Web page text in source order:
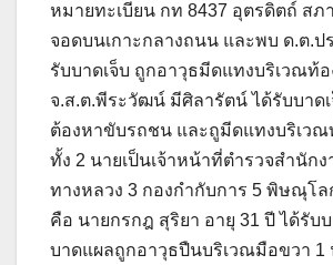
หมายทะเบียน กท 8437 อุตรดิตถ์ สภ
จอดบนเกาะกลางถนน และพบ ด.ต.ป
รับบาดเจ็บ ถูกอาวุธมีดแทงบริเวณท้
จ.ส.ต.พีระวัฒน์ มีศิลารัตน์ ได้รับบาด
ต้องหาขับรถชน และถูมีดแทงบริเวณ
ทั้ง 2 นายเป็นเจ้าหน้าที่ตำรวจสำนักง
ทางหลวง 3 กองกำกับการ 5 พิษณุโล
คือ นายกรกฎ สุริยา อายุ 31 ปี ได้รับ
บาดแผลถูกอาวุธปืนบริเวณมือขวา 1